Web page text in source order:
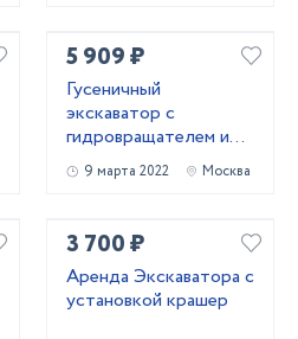
5 909 ₽
Гусеничный
экскаватор с
гидровращателем и
вибропогружателем
9 марта 2022 Москва
3 700 ₽
Аренда Экскаватора с
установкой крашер